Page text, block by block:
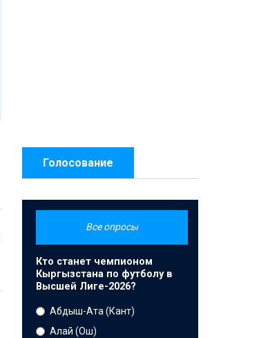
Голосование
Все опросы
Кто станет чемпионом
Кыргызстана по футболу в
Высшей Лиге-2026?
Абдыш-Ата (Кант)
Алай (Ош)